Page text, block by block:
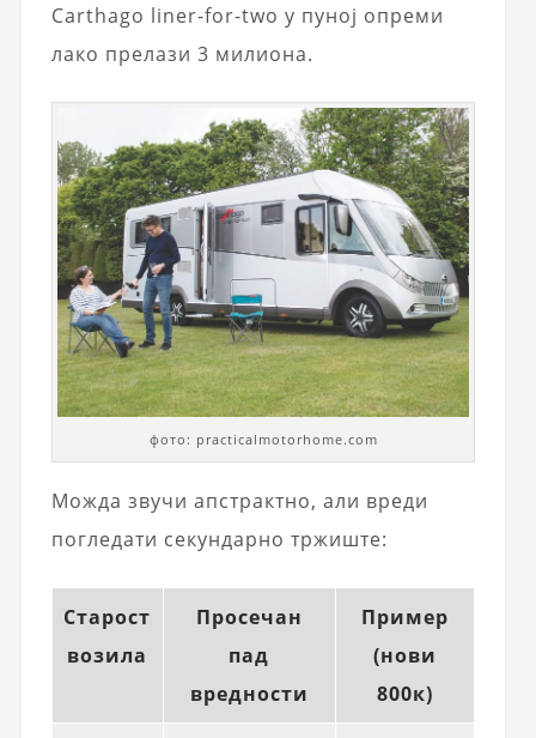
Carthago liner-for-two у пуној опреми
лако прелази 3 милиона.
фото: practicalmotorhome.com
Можда звучи апстрактно, али вреди
погледати секундарно тржиште:
Старост
возила
Просечан
пад
вредности
Пример
(нови
800к)